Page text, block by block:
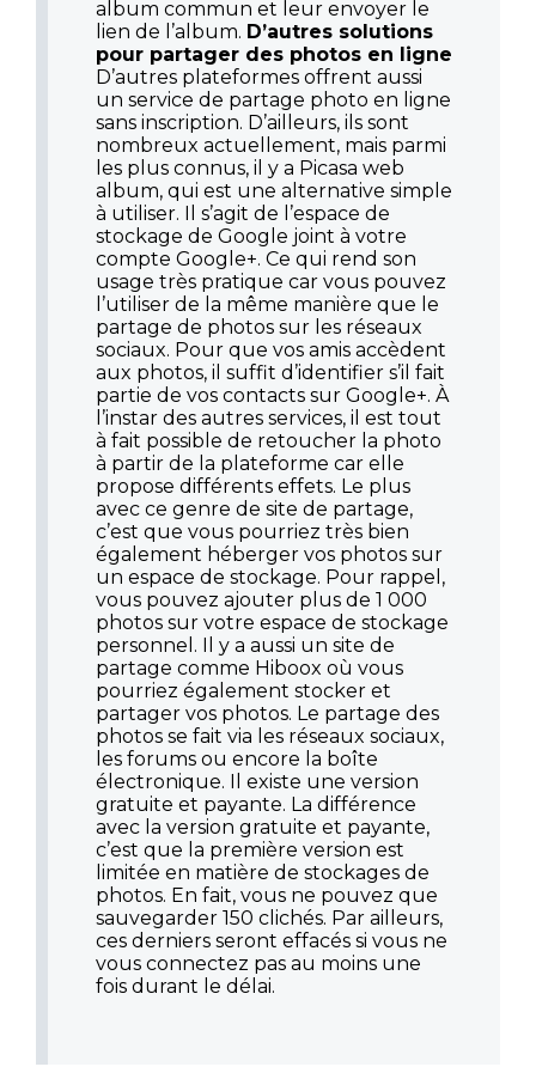
album commun et leur envoyer le
lien de l’album. D’autres solutions
pour partager des photos en ligne
D’autres plateformes offrent aussi
un service de partage photo en ligne
sans inscription. D’ailleurs, ils sont
nombreux actuellement, mais parmi
les plus connus, il y a Picasa web
album, qui est une alternative simple
à utiliser. Il s’agit de l’espace de
stockage de Google joint à votre
compte Google+. Ce qui rend son
usage très pratique car vous pouvez
l’utiliser de la même manière que le
partage de photos sur les réseaux
sociaux. Pour que vos amis accèdent
aux photos, il suffit d’identifier s’il fait
partie de vos contacts sur Google+. À
l’instar des autres services, il est tout
à fait possible de retoucher la photo
à partir de la plateforme car elle
propose différents effets. Le plus
avec ce genre de site de partage,
c’est que vous pourriez très bien
également héberger vos photos sur
un espace de stockage. Pour rappel,
vous pouvez ajouter plus de 1 000
photos sur votre espace de stockage
personnel. Il y a aussi un site de
partage comme Hiboox où vous
pourriez également stocker et
partager vos photos. Le partage des
photos se fait via les réseaux sociaux,
les forums ou encore la boîte
électronique. Il existe une version
gratuite et payante. La différence
avec la version gratuite et payante,
c’est que la première version est
limitée en matière de stockages de
photos. En fait, vous ne pouvez que
sauvegarder 150 clichés. Par ailleurs,
ces derniers seront effacés si vous ne
vous connectez pas au moins une
fois durant le délai.